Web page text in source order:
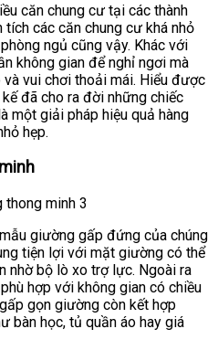
căn chung cư tại các thành
các căn chung cư khá nhỏ
ngủ cũng vậy. Khác với
không gian để nghỉ ngơi mà
vui chơi thoải mái. Hiểu được
đã cho ra đời những chiếc
một giải pháp hiệu quả hàng
hẹp.
giường gấp đứng của chúng
tiện lợi với mặt giường có thể
nhờ bộ lò xo trợ lực. Ngoài ra
hợp với không gian có chiều
gọn giường còn kết hợp
bàn học, tủ quần áo hay giá